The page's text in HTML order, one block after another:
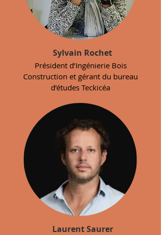
Sylvain Rochet
Président d’Ingénierie Bois
Construction et gérant du bureau
d’études Teckicéa
Laurent Saurer